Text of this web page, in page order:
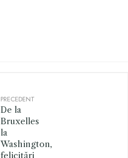
PRECEDENT
De la
Bruxelles
la
Washington,
felicitări